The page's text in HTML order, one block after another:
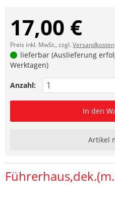
17,00 €
Preis inkl. MwSt., zzgl.Versandkosten
lieferbar (Auslieferung
Werktagen)
Anzahl:
In den
Artikel